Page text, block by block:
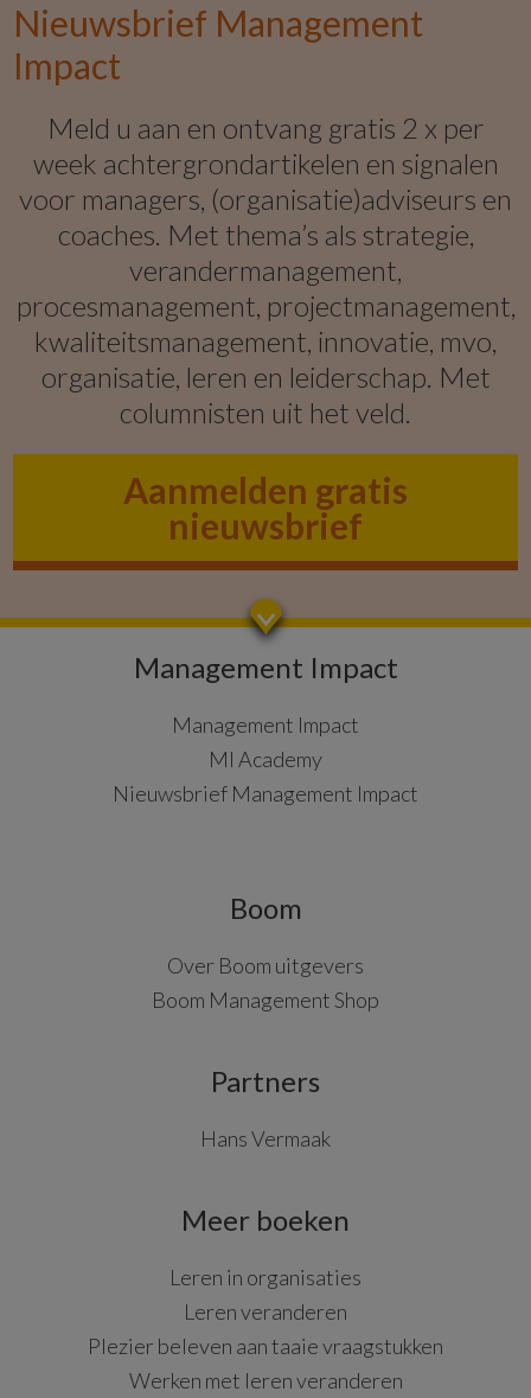
Nieuwsbrief Management
Impact
Meld u aan en ontvang gratis 2 x per
week achtergrondartikelen en signalen
voor managers, (organisatie)adviseurs en
coaches. Met thema’s als strategie,
verandermanagement,
procesmanagement, projectmanagement,
kwaliteitsmanagement, innovatie, mvo,
organisatie, leren en leiderschap. Met
columnisten uit het veld.
Aanmelden gratis
nieuwsbrief
Management Impact
Management Impact
MI Academy
Nieuwsbrief Management Impact
Boom
Over Boom uitgevers
Boom Management Shop
Partners
Hans Vermaak
Meer boeken
Leren in organisaties
Leren veranderen
Plezier beleven aan taaie vraagstukken
Werken met leren veranderen